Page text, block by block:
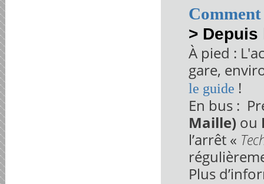
> Depuis
À pied :
gare,
le guide !
En bus :
Maille) ou
l’arrêt «
Plus